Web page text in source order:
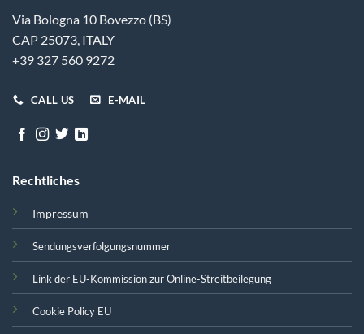
Via Bologna 10 Bovezzo (BS)
CAP 25073, ITALY
+39 327 560 9272
CALL US E-MAIL
Rechtliches
Impressum
Sendungsverfolgungsnummer
Link der EU-Kommission zur Online-Streitbeilegung
Cookie Policy EU